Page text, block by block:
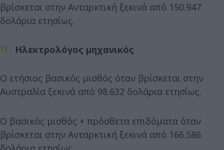
βρίσκεται στην Ανταρκτική ξεκινά από 150.947
δολάρια ετησίως.
Ηλεκτρολόγος μηχανικός
Ο ετήσιος βασικός μισθός όταν βρίσκεται στην
Αυστραλία ξεκινά από 98.632 δολάρια ετησίως.
Ο βασικός μισθός + πρόσθετα επιδόματα όταν
βρίσκεται στην Ανταρκτική ξεκινά από 166.586